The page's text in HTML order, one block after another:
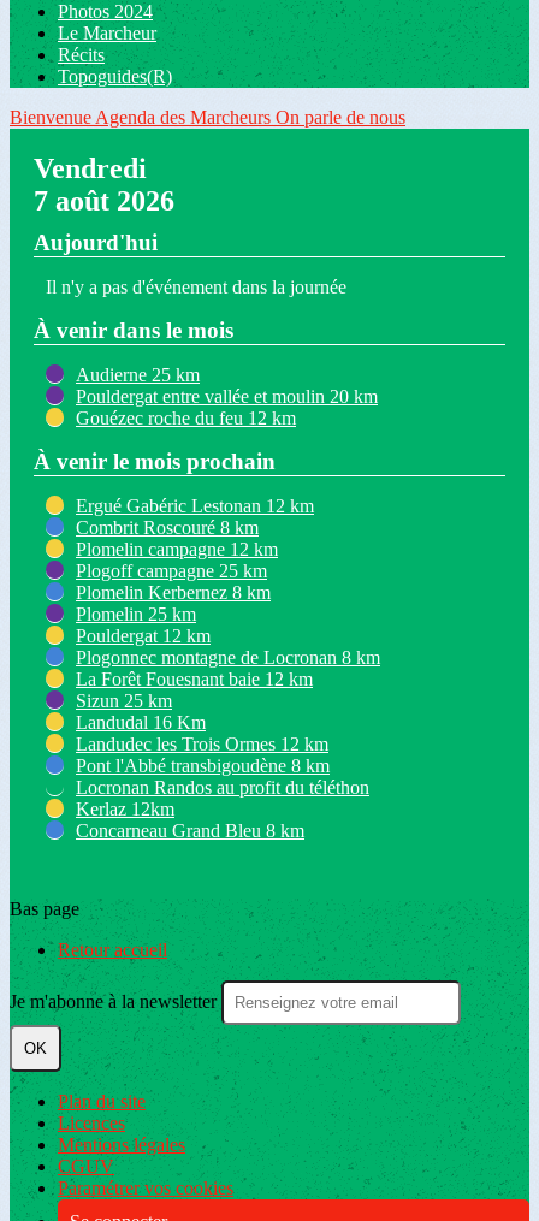
Photos 2024
Le Marcheur
Récits
Topoguides(R)
Bienvenue Agenda des Marcheurs On parle de nous
Vendredi
7 août 2026
Aujourd'hui
Il n'y a pas d'événement dans la journée
À venir dans le mois
Audierne 25 km
Pouldergat entre vallée et moulin 20 km
Gouézec roche du feu 12 km
À venir le mois prochain
Ergué Gabéric Lestonan 12 km
Combrit Roscouré 8 km
Plomelin campagne 12 km
Plogoff campagne 25 km
Plomelin Kerbernez 8 km
Plomelin 25 km
Pouldergat 12 km
Plogonnec montagne de Locronan 8 km
La Forêt Fouesnant baie 12 km
Sizun 25 km
Landudal 16 Km
Landudec les Trois Ormes 12 km
Pont l'Abbé transbigoudène 8 km
Locronan Randos au profit du téléthon
Kerlaz 12km
Concarneau Grand Bleu 8 km
Bas page
Retour accueil
Je m'abonne à la newsletter
OK
Plan du site
Licences
Mentions légales
CGUV
Paramétrer vos cookies